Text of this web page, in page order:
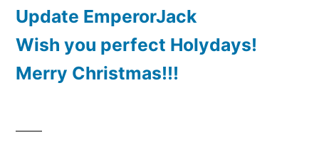
Update EmperorJack
Wish you perfect Holydays!
Merry Christmas!!!